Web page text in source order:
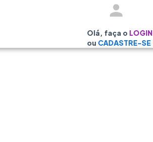
Olá, faça o LOGIN
ou CADASTRE-SE